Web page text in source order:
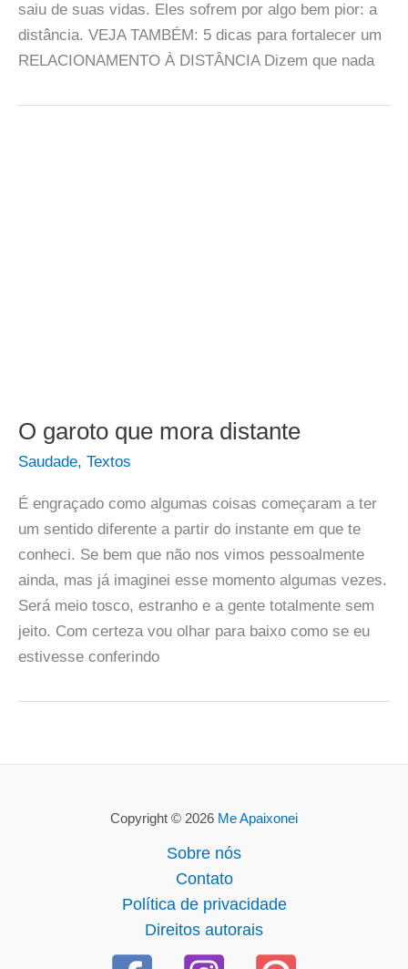
saiu de suas vidas. Eles sofrem por algo bem pior: a
distância. VEJA TAMBÉM: 5 dicas para fortalecer um
RELACIONAMENTO À DISTÂNCIA Dizem que nada
O garoto que mora distante
Saudade, Textos
É engraçado como algumas coisas começaram a ter
um sentido diferente a partir do instante em que te
conheci. Se bem que não nos vimos pessoalmente
ainda, mas já imaginei esse momento algumas vezes.
Será meio tosco, estranho e a gente totalmente sem
jeito. Com certeza vou olhar para baixo como se eu
estivesse conferindo
Copyright © 2026 Me Apaixonei
Sobre nós
Contato
Política de privacidade
Direitos autorais